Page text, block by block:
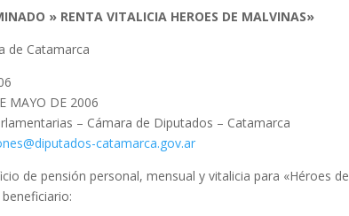
» RENTA VITALICIA HEROES DE MALVINAS»
de Catamarca
MAYO DE 2006
– Cámara de Diputados – Catamarca
catamarca.gov.ar
de pensión personal, mensual y vitalicia para «Héroes de